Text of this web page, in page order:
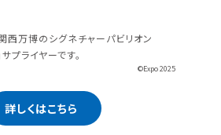
西万博のシグネチャーパビリオン
プライヤーです。
©Expo 2025
詳しくはこちら